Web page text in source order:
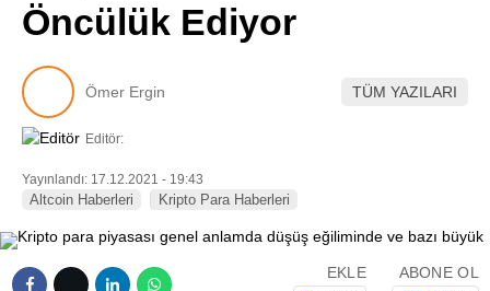
Öncülük Ediyor
Ömer Ergin TÜM YAZILARI
Editör:
Yayınlandı: 17.12.2021 - 19:43
Altcoin Haberleri Kripto Para Haberleri
EKLE ABONE OL